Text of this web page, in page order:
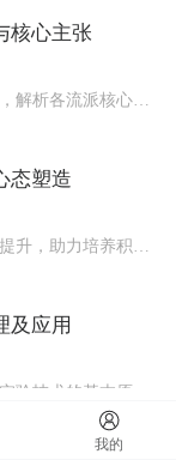
核心主张
介绍心理学经典流派，解析各流派核心主张与理论框架，帮助学员建立完整心理学知识体系，提升专业认知与思辨能力。
态塑造
引导自我探索与认知提升，助力培养积极心态，增强心理韧性与情绪调节能力，实现个人内在成长与心理健康发展。
及应用
系统讲解常见的心理实验技术的基本原理、与实操流程，帮助学员掌握实验规范与应用技能。
我的